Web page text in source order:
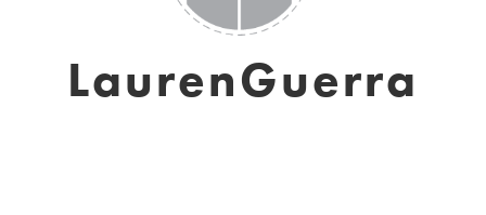
LaurenGuerra